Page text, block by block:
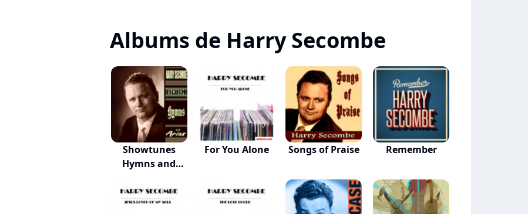
Albums de Harry Secombe
Showtunes
Hymns and
For You Alone Songs of Praise Remember